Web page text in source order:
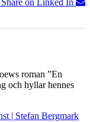
roman ”En
och hyllar hennes
| Stefan Bergmark